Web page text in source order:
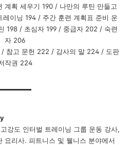
계획 세우기 190 / 나만의 루틴 만들고
레이닝 194 / 주간 훈련 계획표 준비 운
198 / 초심자 199 / 중급자 202 / 숙련
자 206
/ 참고 문헌 222 / 감사의 말 224 / 도판
작권 224
강도 인터벌 트레이닝 그룹 운동 강사,
요리사. 피트니스 및 웰니스 분야에서